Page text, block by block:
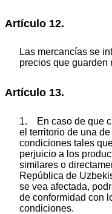
Artículo 12.
Las mercancías se
precios que guarden
Artículo 13.
1. En caso de que
el territorio de una
condiciones tales
perjuicio a los
similares o
República de
se vea afectada,
de conformidad con
condiciones.